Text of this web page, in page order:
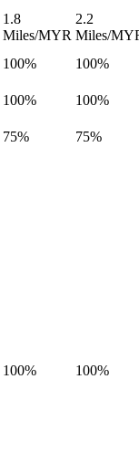
1.8
Miles/MYR
2.2
Miles/
100%
100%
100%
100%
75% 75%
100% 100%